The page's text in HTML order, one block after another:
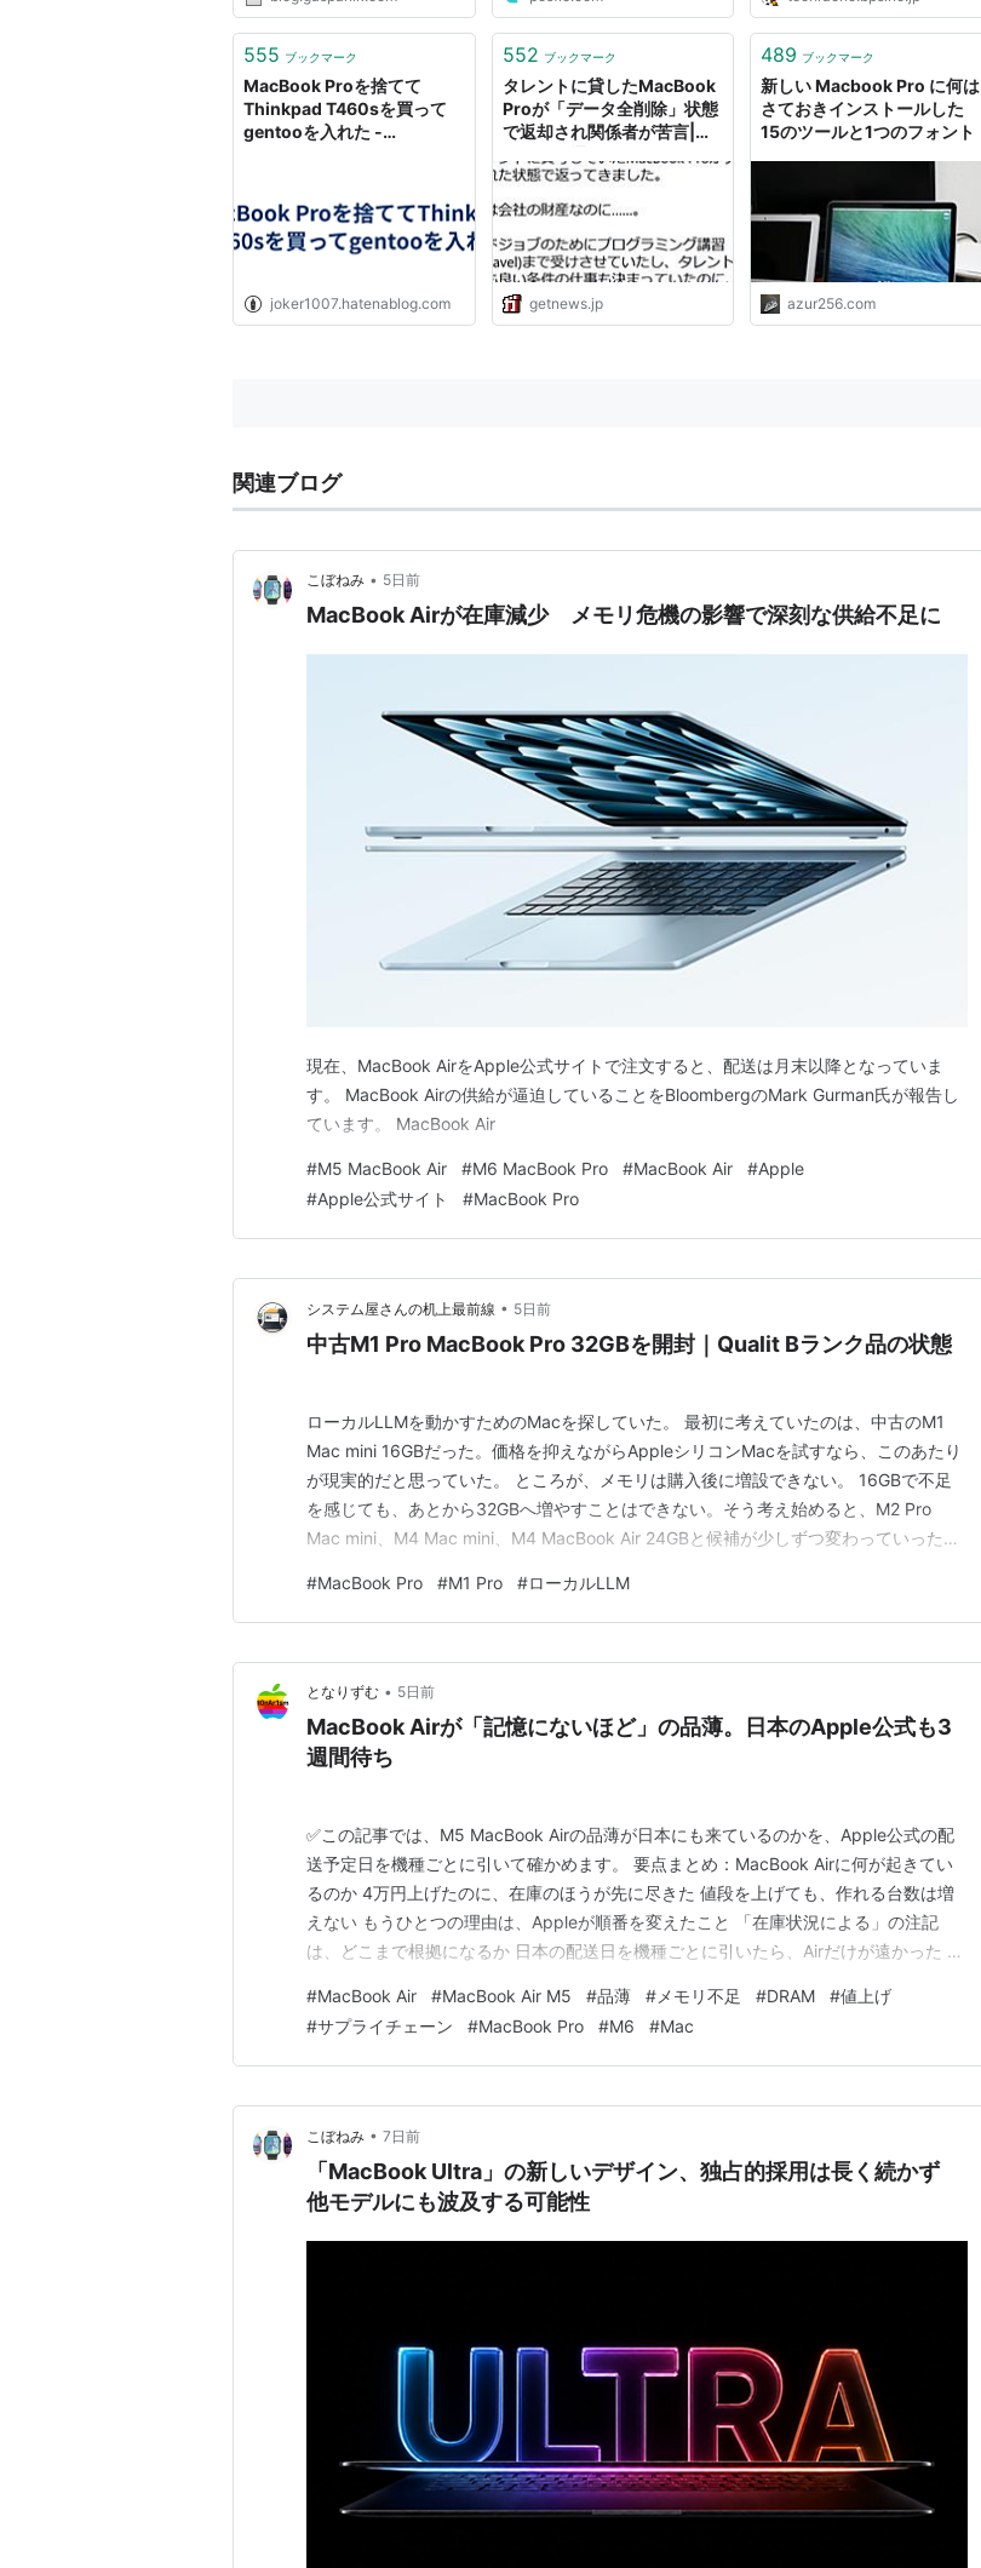
マルチタッチトラックパッド
Intel Iris Graphics / NVIDIA GeForce GT 750M（2GB GDDR5メモリ搭載）
本体の落下を防止するMagSafe 2コネクタ（電源コネクタ）
SDXCカードスロット
USB3.0 2基
ラインナップ(2009年6月発売)
13インチモデル
出版社/メーカー: Apple(アップル)
発売日:2009/06/10
メディア:Personal Computers
Apple MacBook Pro 2.53GHz 15.4インチ MC118J/A
出版社/メーカー:Apple(アップル)
2009/06/10
メディア:Personal Computers
クリック: 85回
この商品を含むブログ (9件) を見る
出版社/メーカー: Apple(アップル)
発売日:2009/06/10
メディア:
この商品を含むブログ (3件) を見る
Apple MacBook Pro 2.8GHz 15.4インチ MB986J/A
出版社/メーカー:Apple(アップル)
発売日:2009/06/10
クリック : 61回
17インチモデル
Apple MacBook Pro 2.8GHz 17インチ MC226J/A
出版社/メーカー:Apple(アップル)
メディア:Personal Computers
過去のラインナップ
15インチモデル
Apple MacBook Pro 15?/2.4GHz Core 2 Duo/2G/200G/8xSuperDrive
DL/Gigabit/BT/DVI MB133J/A
Apple MacBook Pro 15?/2.5GHz Core 2 Duo/2G/250G/8xSuperDrive
DL/Gigabit/BT/DVI MB134J/A
2007年2月発売モデル
APPLE MacBook Pro 15?/2.4GHz Core 2 Duo/2G/160G/8x SuperDrive
DL/Gigabit/BT/DVI MA896J/A
2006年10月発売モデル
ASIN:B000IDDSGM:title
2006年5月発売モデル
Apple MacBook Pro 15.4" 2GHz Intel Core Duo/512MB/HD80GB/SD [MA600J/A]
Apple MacBook Pro 15.4" 2.16GHz Intel Core Duo/1G/HD100GB/SD [MA601J/A]
2006年2月発売モデル
555 ブックマーク
MacBook Proを捨てて
Thinkpad T460sを買って
gentooを入れた -
joker1007.hatenablog.com
552 ブックマーク
タレントに貸したMacBook
Proが「データ全削除」状態
で返却され関係者が苦言|ガ
getnews.jp
489 ブックマーク
新しい Macbook Pro に何は
さておきインストールした
15のツールと1つのフォント
azur256.com
関連ブログ
こぼねみ • 5日前
MacBook Airが在庫減少 メモリ危機の影響で深刻な供給不足に
現在、MacBook AirをApple公式サイトで注文すると、配送は月末以降となっていま
す。 MacBook Airの供給が逼迫していることをBloombergのMark Gurman氏が報告し
ています。 MacBook Air
#M5 MacBook Air #M6 MacBook Pro #MacBook Air #Apple
#Apple公式サイト #MacBook Pro
システム屋さんの机上最前線 • 5日前
中古M1 Pro MacBook Pro 32GBを開封｜Qualit Bランク品の状態
ローカルLLMを動かすためのMacを探していた。 最初に考えていたのは、中古のM1
Mac mini 16GBだった。価格を抑えながらAppleシリコンMacを試すなら、このあたり
が現実的だと思っていた。 ところが、メモリは購入後に増設できない。 16GBで不足
を感じても、あとから32GBへ増やすことはできない。そう考え始めると、M2 Pro
Mac mini、M4 Mac mini、M4 MacBook Air 24GBと候補が少しずつ変わっていった。
た。 M1 Pro、メモリ32GB、SSD 51…
#MacBook Pro #M1 Pro #ローカルLLM
となりずむ • 5日前
MacBook Airが「記憶にないほど」の品薄。日本のApple公式も3
週間待ち
✅この記事では、M5 MacBook Airの品薄が日本にも来ているのかを、Apple公式の配
送予定日を機種ごとに引いて確かめます。 要点まとめ：MacBook Airに何が起きてい
るのか 4万円上げたのに、在庫のほうが先に尽きた 値段を上げても、作れる台数は増
えない もうひとつの理由は、Appleが順番を変えたこと 「在庫状況による」の注記
は、どこまで根拠になるか 日本の配送日を機種ごとに引いたら、Airだけが遠かった 当
押さえた人 ひとこと：数字だけが上がって、手に入る日が遠くなった まとめ：今の在
庫で決めるか…
#MacBook Air #MacBook Air M5 #品薄 #メモリ不足 #DRAM #値上げ
#サプライチェーン #MacBook Pro #M6 #Mac
こぼねみ • 7日前
「MacBook Ultra」の新しいデザイン、独占的採用は長く続かず
他モデルにも波及する可能性